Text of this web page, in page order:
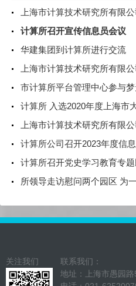
上海市计算技术研究所有限公司
计算所召开宣传信息员会议
华建集团到计算所进行交流
上海市计算技术研究所有限公司与
市计算所平台管理中心参与
计算所 入选2020年度上海市
上海市计算技术研究所有限公司召开中心组学习（扩大）会暨
计算所公司召开2023年度信
计算所召开党史学习教育专
所领导走访慰问两个园区 为
关注我们
联系我们：
地址：上海市愚园路